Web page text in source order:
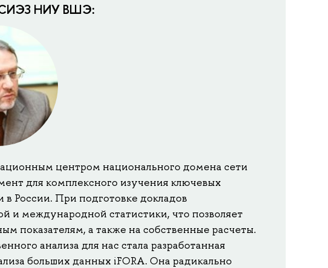
ИСИЭЗ НИУ ВШЭ:
центром национального домена сети
для комплексного изучения ключевых
России. При подготовке докладов
и международной статистики, что позволяет
показателям, а также на собственные расчеты.
анализа для нас стала разработанная
больших данных iFORA. Она радикально